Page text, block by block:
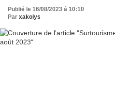
Publié le 16/08/2023 à 10:10
Par xakolys